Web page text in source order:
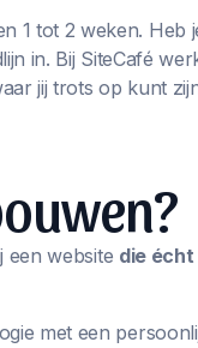
1 tot 2 weken. Heb
in. Bij SiteCafé
jij trots op kunt
een website die écht
met een